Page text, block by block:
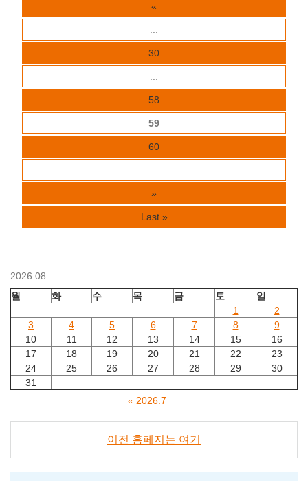
«
...
30
...
58
59
60
...
»
Last »
2026.08
월
화 수 목 금 토
일
1
2
3
4 5 6 7 8
9
10
11 12 13 14 15
16
17
18 19 20 21 22
23
24
25 26 27 28 29
30
31
« 2026.7
이전 홈페지는 여기